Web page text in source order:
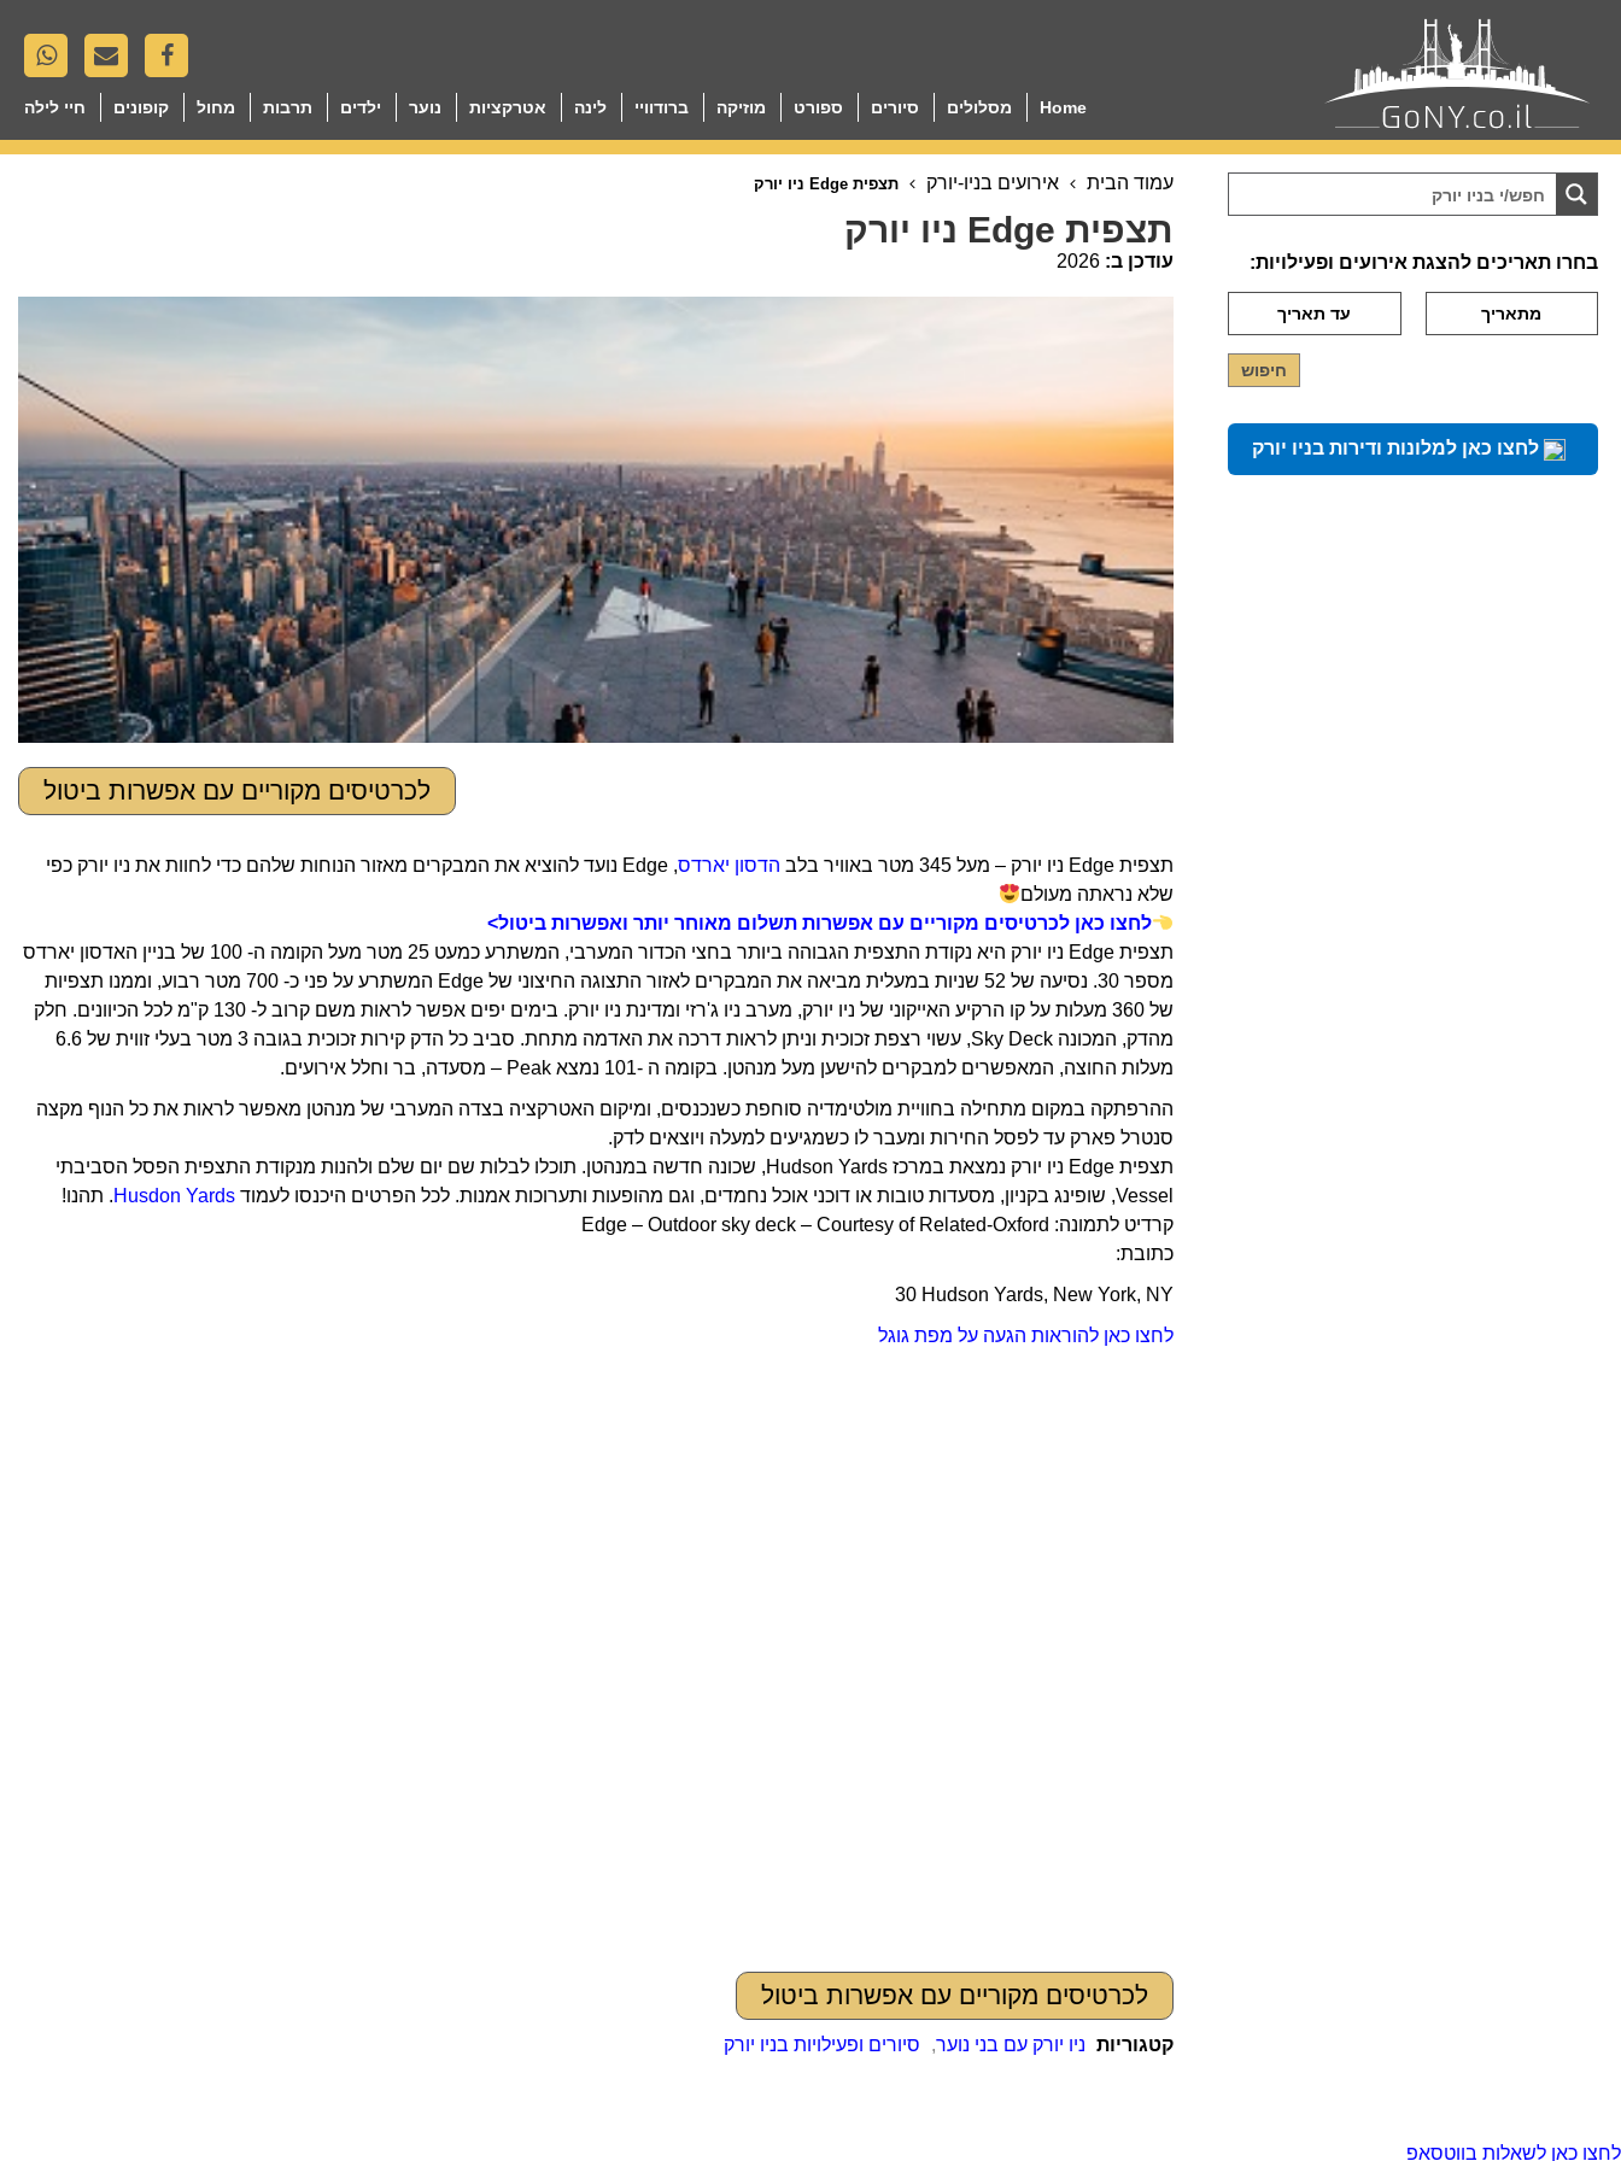
Home מסלולים סיורים ספורט מוזיקה ברודוויי לינה אטרקציות נוער ילדים תרבות מחול קופונים חיי לילה
עמוד הבית אירועים בניו-יורק תצפית Edge ניו יורק
תצפית Edge ניו יורק
עודכן ב: 2026
לכרטיסים מקוריים עם אפשרות ביטול
תצפית Edge ניו יורק – מעל 345 מטר באוויר בלב הדסון יארדס
, Edge נועד להוציא את המבקרים מאזור הנוחות שלהם כדי לחוות את ניו יורק כפי
שלא נראתה מעולם
לחצו כאן לכרטיסים מקוריים עם אפשרות תשלום מאוחר יותר ואפשרות ביטול>
תצפית Edge ניו יורק היא נקודת התצפית הגבוהה ביותר בחצי הכדור המערבי, המשתרע כמעט 25 מטר מעל הקומה ה- 100 של בניין האדסון יארדס
מספר 30. נסיעה של 52 שניות במעלית מביאה את המבקרים לאזור התצוגה החיצוני של Edge המשתרע על פני כ- 700 מטר רבוע, וממנו תצפיות
של 360 מעלות על קו הרקיע האייקוני של ניו יורק, מערב ניו ג'רזי ומדינת ניו יורק. בימים יפים אפשר לראות משם קרוב ל- 130 ק"מ לכל הכיוונים. חלק
מהדק, המכונה Sky Deck, עשוי רצפת זכוכית וניתן לראות דרכה את האדמה מתחת. סביב כל הדק קירות זכוכית בגובה 3 מטר בעלי זווית של 6.6
מעלות החוצה, המאפשרים למבקרים להישען מעל מנהטן. בקומה ה -101 נמצא Peak – מסעדה, בר וחלל אירועים.
ההרפתקה במקום מתחילה בחוויית מולטימדיה סוחפת כשנכנסים, ומיקום האטרקציה בצדה המערבי של מנהטן מאפשר לראות את כל הנוף מקצה
סנטרל פארק עד לפסל החירות ומעבר לו כשמגיעים למעלה ויוצאים לדק.
תצפית Edge ניו יורק נמצאת במרכז Hudson Yards, שכונה חדשה במנהטן. תוכלו לבלות שם יום שלם ולהנות מנקודת התצפית הפסל הסביבתי
Vessel, שופינג בקניון, מסעדות טובות או דוכני אוכל נחמדים, וגם מהופעות ותערוכות אמנות. לכל הפרטים היכנסו לעמוד
Husdon Yards. תהנו!
קרדיט לתמונה: Edge – Outdoor sky deck – Courtesy of Related-Oxford
כתובת:
30 Hudson Yards, New York, NY
לחצו כאן להוראות הגעה על מפת גוגל
לכרטיסים מקוריים עם אפשרות ביטול
קטגוריות ניו יורק עם בני נוער, סיורים ופעילויות בניו יורק
בחרו תאריכים להצגת אירועים ופעילויות:
לחצו כאן למלונות ודירות בניו יורק
לחצו כאן לשאלות בווטסאפ